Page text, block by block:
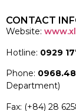
CONTACT
Website:
Hotline: 0929
Phone:
Department)
Fax: (+84) 28